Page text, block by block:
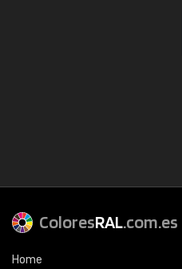
ColoresRAL.com.es
Home